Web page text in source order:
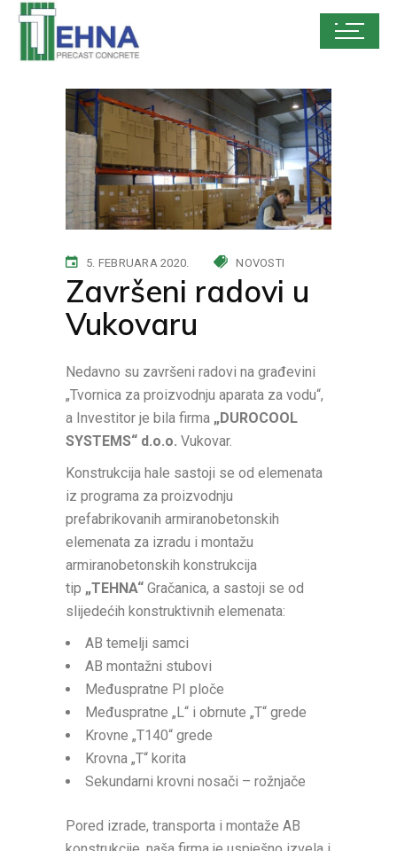
5. FEBRUARA 2020. NOVOSTI
Završeni radovi u
Vukovaru
Nedavno su završeni radovi na građevini
„Tvornica za proizvodnju aparata za vodu“,
a Investitor je bila firma „DUROCOOL
SYSTEMS“ d.o.o. Vukovar.
Konstrukcija hale sastoji se od elemenata
iz programa za proizvodnju
prefabrikovanih armiranobetonskih
elemenata za izradu i montažu
armiranobetonskih konstrukcija
tip „TEHNA“ Gračanica, a sastoji se od
slijedećih konstruktivnih elemenata:
AB temelji samci
AB montažni stubovi
Međuspratne PI ploče
Međuspratne „L“ i obrnute „T“ grede
Krovne „T140“ grede
Krovna „T“ korita
Sekundarni krovni nosači – rožnjače
Pored izrade, transporta i montaže AB